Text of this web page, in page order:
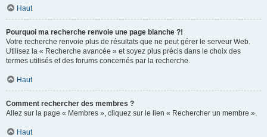
Haut
Pourquoi ma recherche renvoie une page blanche ?!
Votre recherche renvoie plus de résultats que ne peut gérer le serveur Web.
Utilisez la « Recherche avancée » et soyez plus précis dans le choix des
termes utilisés et des forums concernés par la recherche.
Haut
Comment rechercher des membres ?
Allez sur la page « Membres », cliquez sur le lien « Rechercher un membre ».
Haut